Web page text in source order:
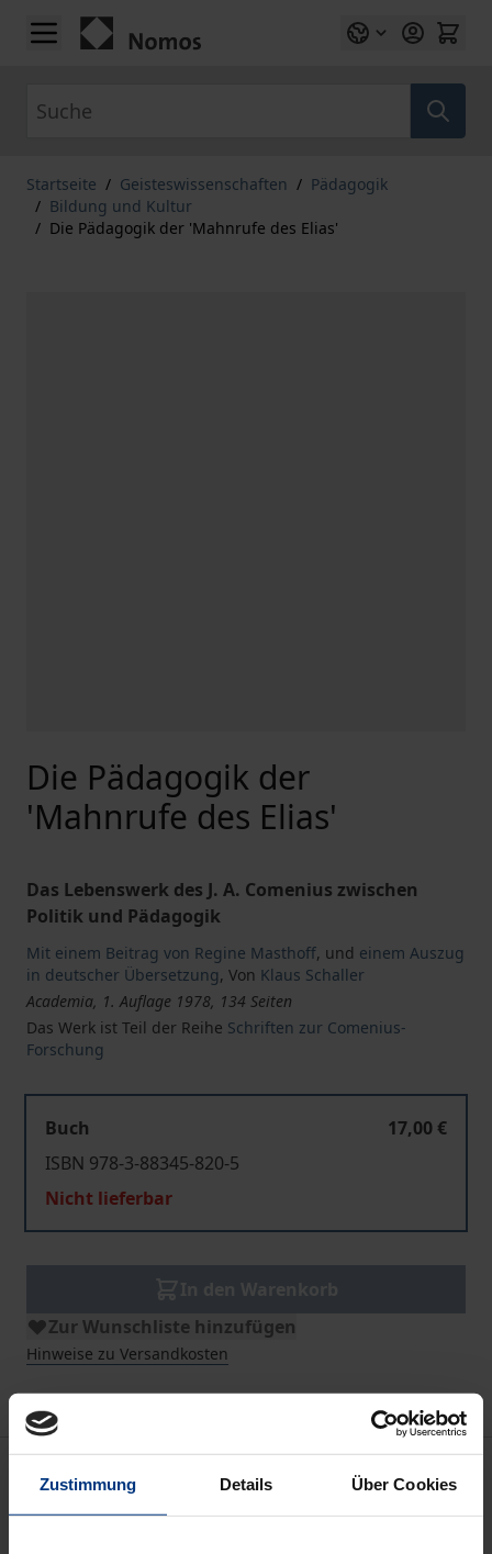
Zustimmung Details Über Cookies
Zum Inhalt springen
Startseite / Geisteswissenschaften / Pädagogik
/ Bildung und Kultur
/ Die Pädagogik der 'Mahnrufe des Elias'
Die Pädagogik der
'Mahnrufe des Elias'
Das Lebenswerk des J. A. Comenius zwischen
Politik und Pädagogik
Mit einem Beitrag von Regine Masthoff, und einem Auszug
in deutscher Übersetzung, Von Klaus Schaller
Academia, 1. Auflage 1978, 134 Seiten
Das Werk ist Teil der Reihe Schriften zur Comenius-
Forschung
Buch
17,00 €
ISBN 978-3-88345-820-5
Nicht lieferbar
Zur Wunschliste hinzufügen
Hinweise zu Versandkosten